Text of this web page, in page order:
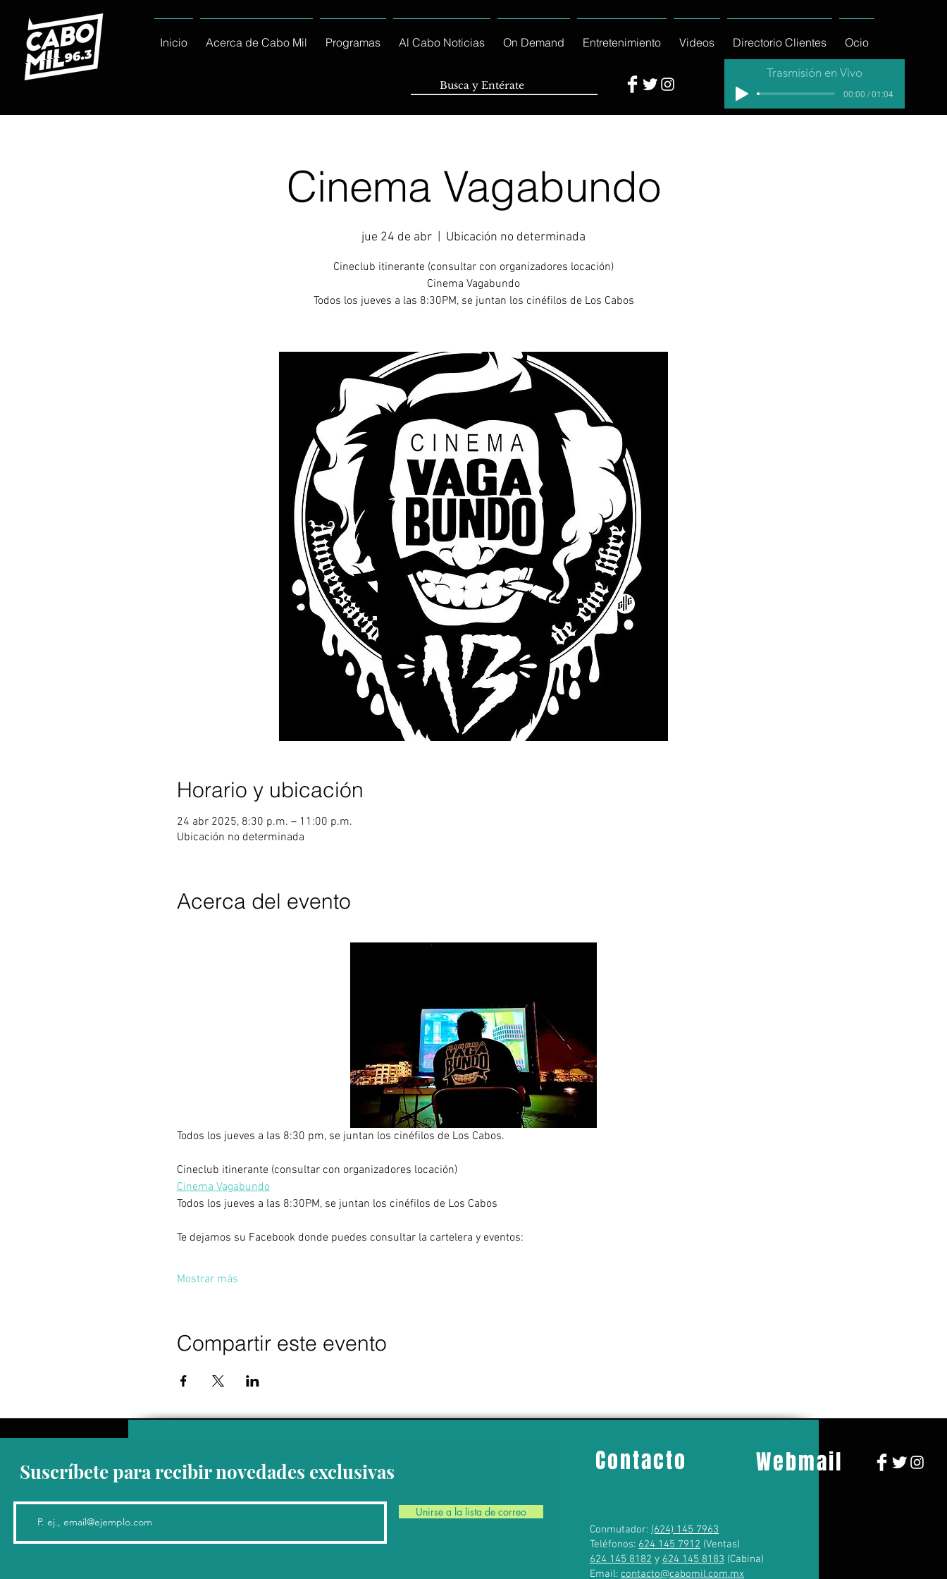
Inicio Acerca de Cabo Mil Programas Al Cabo Noticias On Demand Entretenimiento Videos Directorio Clientes Ocio
Trasmisión en Vivo
00:00 / 01:04
Cinema Vagabundo
jue 24 de abr Ubicación no determinada
Cineclub itinerante (consultar con organizadores locación)
Cinema Vagabundo
Horario y ubicación
24 abr 2025, 8:30 p.m. – 11:00 p.m.
Ubicación no determinada
Acerca del evento
Todos los jueves a las 8:30 pm, se juntan los cinéfilos de Los Cabos.
Cineclub itinerante (consultar con organizadores locación)
Cinema Vagabundo
Todos los jueves a las 8:30PM, se juntan los cinéfilos de Los Cabos
Te dejamos su Facebook donde puedes consultar la cartelera y eventos:
Mostrar más
Compartir este evento
Suscríbete para recibir novedades exclusivas
Unirse a la lista de correo
Contacto Webmail
Conmutador: (624) 145 7963
Teléfonos: 624 145 7912 (Ventas)
624 145 8182 y 624 145 8183 (Cabina)
Email: contacto@cabomil.com.mx